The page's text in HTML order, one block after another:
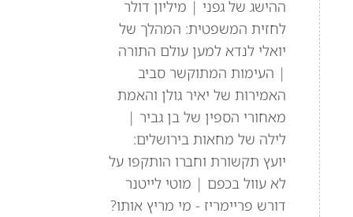
ההישג של גפני | מיליון דולר
לחזית המשפטית: המהלך של
יואלי לנדא למען עולם התורה
| העימות המתוקשר סביב
האמירות של יאיר גולן והאמת
מאחורי הספין של בן גביר |
לילה של מחאות בירושלים:
יועץ תקשורת וחברו הותקפו על
לא עוול בכפם | מוטי לייטנר
דורש פריימריז - מי מריץ אותו?